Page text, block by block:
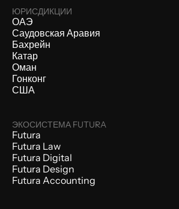
ЮРИСДИКЦИИ
ОАЭ
Саудовская Аравия
Бахрейн
Катар
Оман
Гонконг
США
ЭКОСИСТЕМА FUTURA
Futura
Futura Law
Futura Digital
Futura Design
Futura Accounting